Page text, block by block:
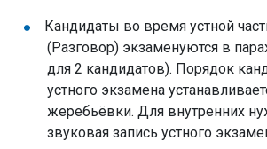
Кандидаты во время устной
(Разговор) экзаменуются в
для 2 кандидатов). Порядок
устного экзамена
жеребьёвки. Для внутренних
звуковая запись устного